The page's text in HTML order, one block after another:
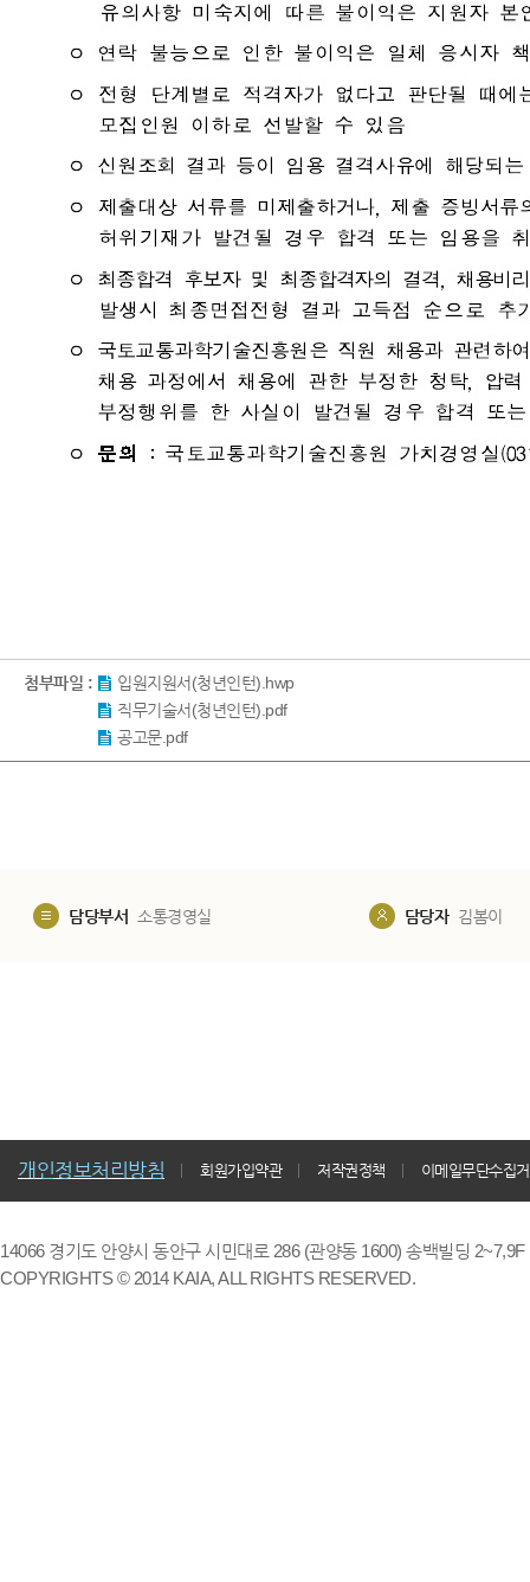
첨부파일 :
입원지원서(청년인턴).hwp
직무기술서(청년인턴).pdf
공고문.pdf
담당부서 소통경영실 담당자 김봄이
개인정보처리방침 회원가입약관 저작권정책 이메일무단수집
14066 경기도 안양시 동안구 시민대로 286 (관양동 1600) 송백빌딩
COPYRIGHTS © 2014 KAIA, ALL RIGHTS RESERVED.